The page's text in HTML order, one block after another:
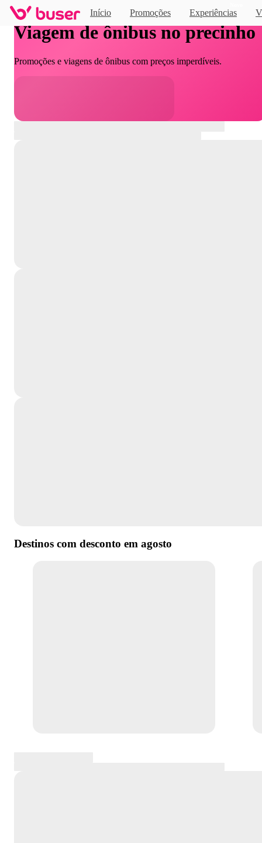
Início Promoções Experiências
Viagem de ônibus no precinho
Promoções e viagens de ônibus com preços imperdíveis.
Destinos com desconto em agosto